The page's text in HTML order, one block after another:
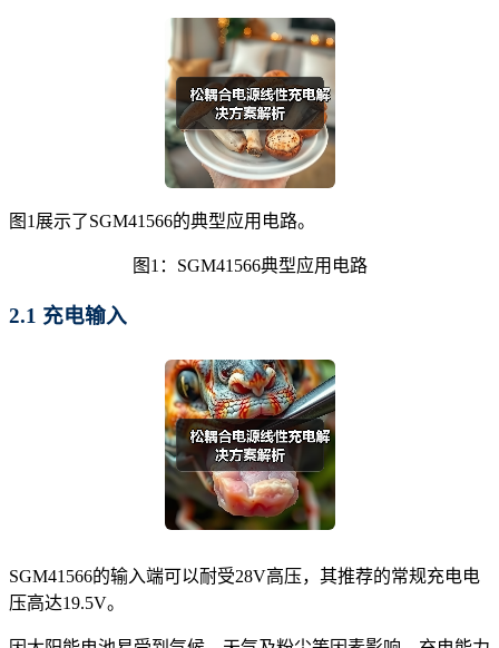
图1展示了SGM41566的典型应用电路。
图1：SGM41566典型应用电路
2.1 充电输入
SGM41566的输入端可以耐受28V高压，其推荐的常规充电电
压高达19.5V。